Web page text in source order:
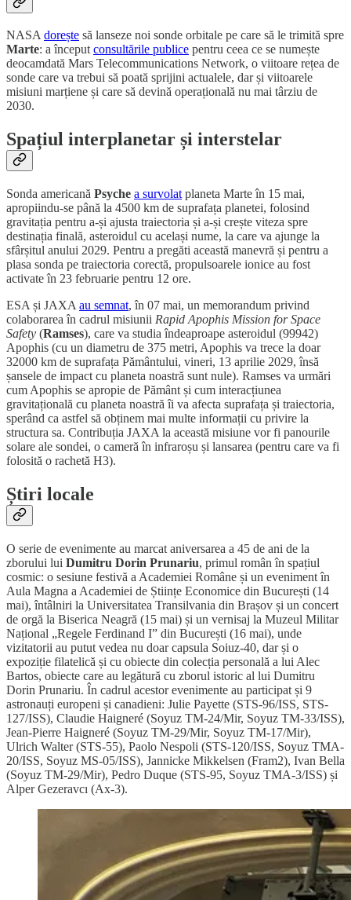
NASAdorește să lanseze noi sonde orbitale pe care să le trimită spre
Marte: a începutconsultările publice pentru ceea ce se numește
deocamdată Mars Telecommunications Network, o viitoare rețea de
sonde care va trebui să poată sprijini actualele, dar și viitoarele
misiuni marțiene și care să devină operațională nu mai târziu de
2030.
Spațiul interplanetar și interstelar
Sonda americană Psyche a survolat planeta Marte în 15 mai,
apropiindu-se până la 4500 km de suprafața planetei, folosind
gravitația pentru a-și ajusta traiectoria și a-și crește viteza spre
destinația finală, asteroidul cu același nume, la care va ajunge la
sfârșitul anului 2029. Pentru a pregăti această manevră și pentru a
plasa sonda pe traiectoria corectă, propulsoarele ionice au fost
activate în 23 februarie pentru 12 ore.
ESA și JAXA au semnat, în 07 mai, un memorandum privind
colaborarea în cadrul misiunii Rapid Apophis Mission for Space
Safety (Ramses), care va studia îndeaproape asteroidul (99942)
Apophis (cu un diametru de 375 metri, Apophis va trece la doar
32000 km de suprafața Pământului, vineri, 13 aprilie 2029, însă
șansele de impact cu planeta noastră sunt nule). Ramses va urmări
cum Apophis se apropie de Pământ și cum interacțiunea
gravitațională cu planeta noastră îi va afecta suprafața și traiectoria,
sperând ca astfel să obținem mai multe informații cu privire la
structura sa. Contribuția JAXA la această misiune vor fi panourile
solare ale sondei, o cameră în infraroșu și lansarea (pentru care va fi
folosită o rachetă H3).
Știri locale
O serie de evenimente au marcat aniversarea a 45 de ani de la
zborului lui Dumitru Dorin Prunariu, primul român în spațiul
cosmic: o sesiune festivă a Academiei Române și un eveniment în
Aula Magna a Academiei de Științe Economice din București (14
mai), întâlniri la Universitatea Transilvania din Brașov și un concert
de orgă la Biserica Neagră (15 mai) și un vernisaj la Muzeul Militar
Național „Regele Ferdinand I” din București (16 mai), unde
vizitatorii au putut vedea nu doar capsula Soiuz-40, dar și o
expoziție filatelică și cu obiecte din colecția personală a lui Alec
Bartos, obiecte care au legătură cu zborul istoric al lui Dumitru
Dorin Prunariu. În cadrul acestor evenimente au participat și 9
astronauți europeni și canadieni: Julie Payette (STS-96/ISS, STS-
127/ISS), Claudie Haigneré (Soyuz TM-24/Mir, Soyuz TM-33/ISS),
Jean-Pierre Haigneré (Soyuz TM-29/Mir, Soyuz TM-17/Mir),
Ulrich Walter (STS-55), Paolo Nespoli (STS-120/ISS, Soyuz TMA-
20/ISS, Soyuz MS-05/ISS), Jannicke Mikkelsen (Fram2), Ivan Bella
(Soyuz TM-29/Mir), Pedro Duque (STS-95, Soyuz TMA-3/ISS) și
Alper Gezeravcı (Ax-3).